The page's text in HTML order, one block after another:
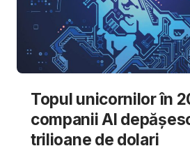
Topul unicornilor în
companii AI
trilioane de dolari